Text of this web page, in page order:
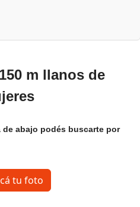
m llanos de
abajo podés buscarte por
tu foto